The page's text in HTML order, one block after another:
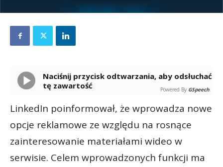
Naciśnij przycisk odtwarzania, aby odsłuchać
tę zawartość
Powered By GSpeech
LinkedIn poinformował, że wprowadza nowe
opcje reklamowe ze względu na rosnące
zainteresowanie materiałami wideo w
serwisie. Celem wprowadzonych funkcji ma